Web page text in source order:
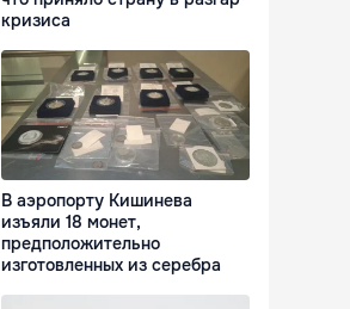
кризиса
В аэропорту Кишинева
изъяли 18 монет,
предположительно
изготовленных из серебра